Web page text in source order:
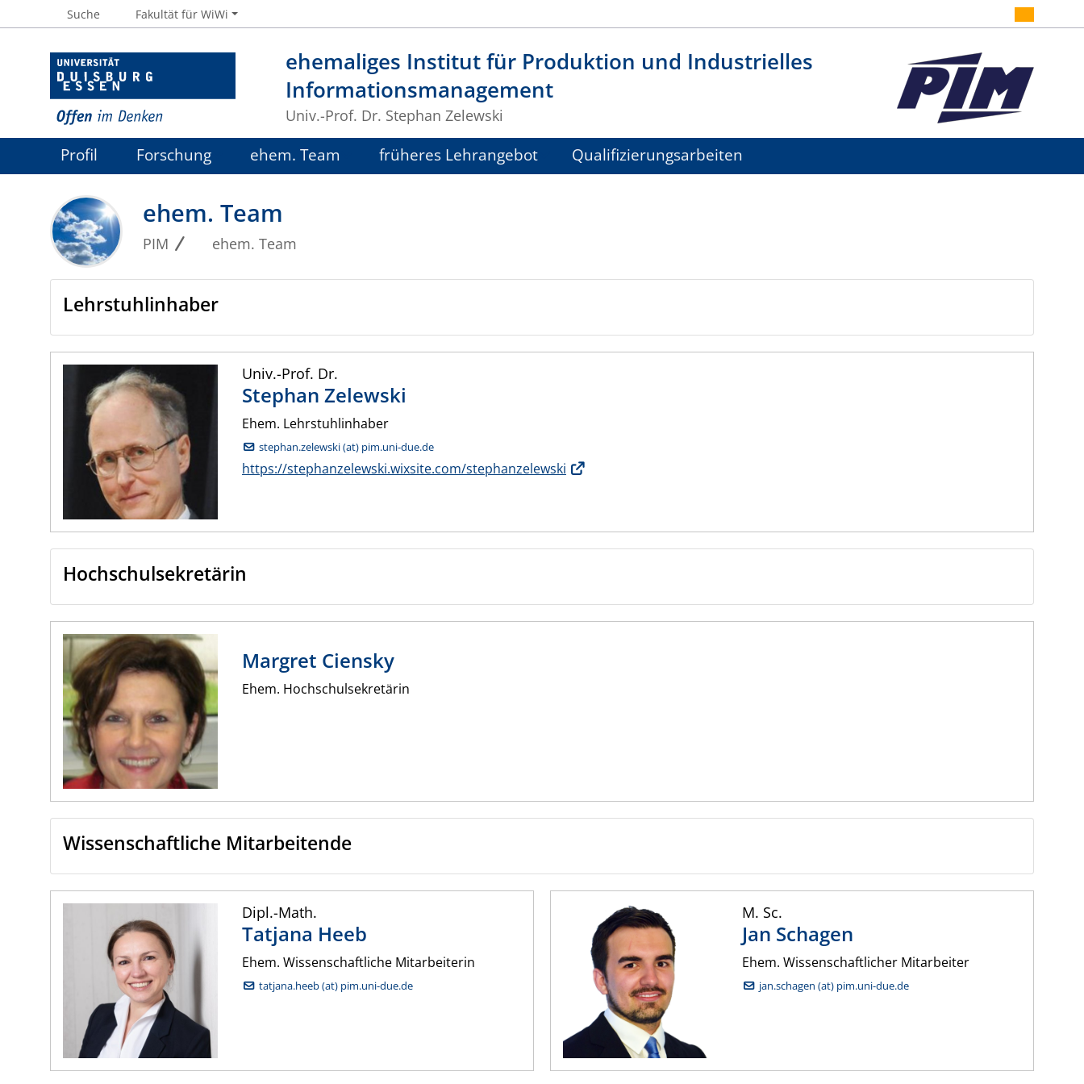
ehemaliges Institut für Produktion und Industrielles
Informationsmanagement
Univ.-Prof. Dr. Stephan Zelewski
Suche Fakultät für WiWi
Profil Forschung ehem. Team früheres Lehrangebot Qualifizierungsarbeiten
ehem. Team
PIM ehem. Team
Lehrstuhlinhaber
Univ.-Prof. Dr.
Stephan Zelewski
Ehem. Lehrstuhlinhaber
stephan.zelewski (at) pim.uni-due.de
https://stephanzelewski.wixsite.com/stephanzelewski
Hochschulsekretärin
Margret Ciensky
Ehem. Hochschulsekretärin
Wissenschaftliche Mitarbeitende
Dipl.-Math.
Tatjana Heeb
Ehem. Wissenschaftliche Mitarbeiterin
tatjana.heeb (at) pim.uni-due.de
M. Sc.
Jan Schagen
Ehem. Wissenschaftlicher Mitarbeiter
jan.schagen (at) pim.uni-due.de